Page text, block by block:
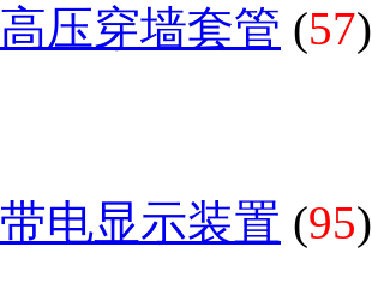
高压穿墙套管 (57)
带电显示装置 (95)